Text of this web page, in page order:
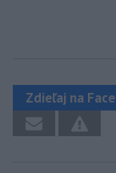
Zdieľaj na